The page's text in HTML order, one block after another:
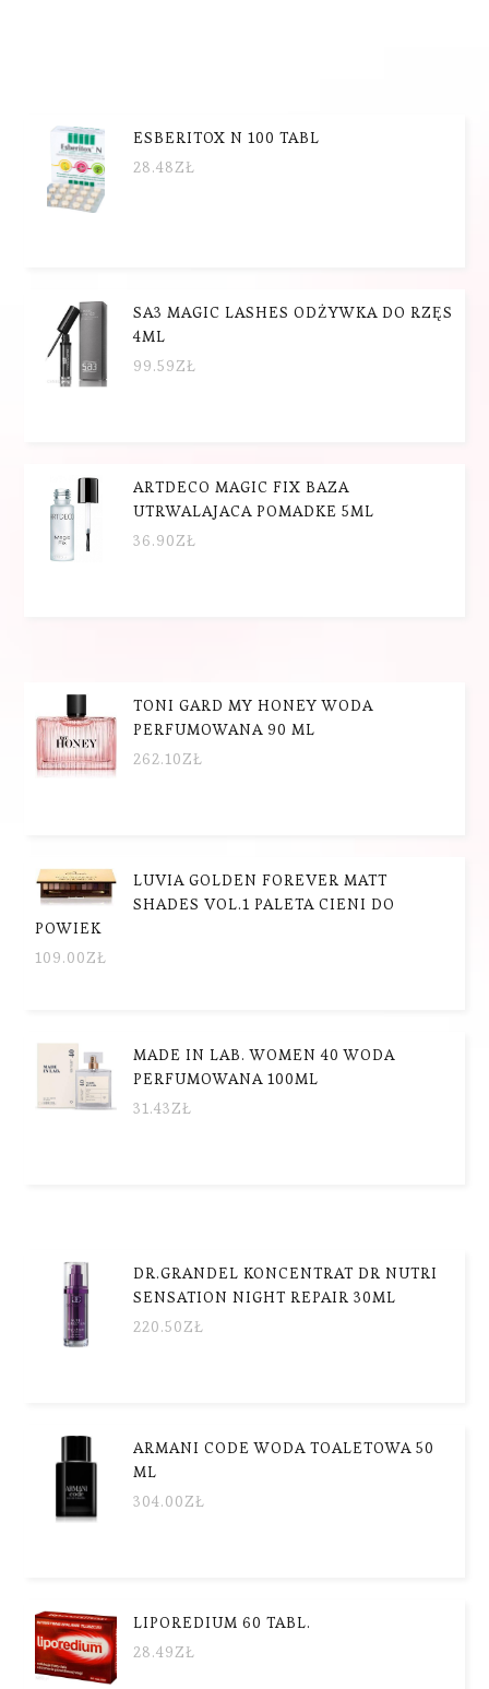
ESBERITOX N 100 TABL
28.48ZŁ
SA3 MAGIC LASHES ODŻYWKA DO RZĘS
4ML
99.59ZŁ
ARTDECO MAGIC FIX BAZA
UTRWALAJACA POMADKE 5ML
36.90ZŁ
TONI GARD MY HONEY WODA
PERFUMOWANA 90 ML
262.10ZŁ
LUVIA GOLDEN FOREVER MATT
SHADES VOL.1 PALETA CIENI DO
POWIEK
109.00ZŁ
MADE IN LAB. WOMEN 40 WODA
PERFUMOWANA 100ML
31.43ZŁ
DR.GRANDEL KONCENTRAT DR NUTRI
SENSATION NIGHT REPAIR 30ML
220.50ZŁ
ARMANI CODE WODA TOALETOWA 50
ML
304.00ZŁ
LIPOREDIUM 60 TABL.
28.49ZŁ